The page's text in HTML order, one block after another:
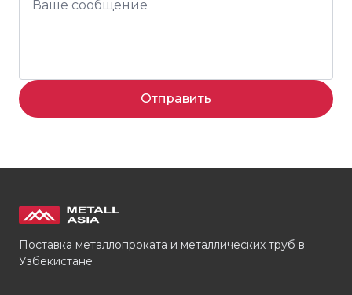
Отправить
Поставка металлопроката и металлических труб в
Узбекистане